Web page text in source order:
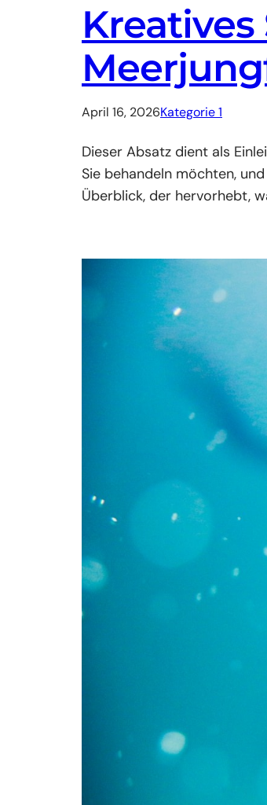
April 16, 2026Kategorie 1
Dieser Absatz dient als
Sie behandeln möchten,
Überblick, der hervorhebt,